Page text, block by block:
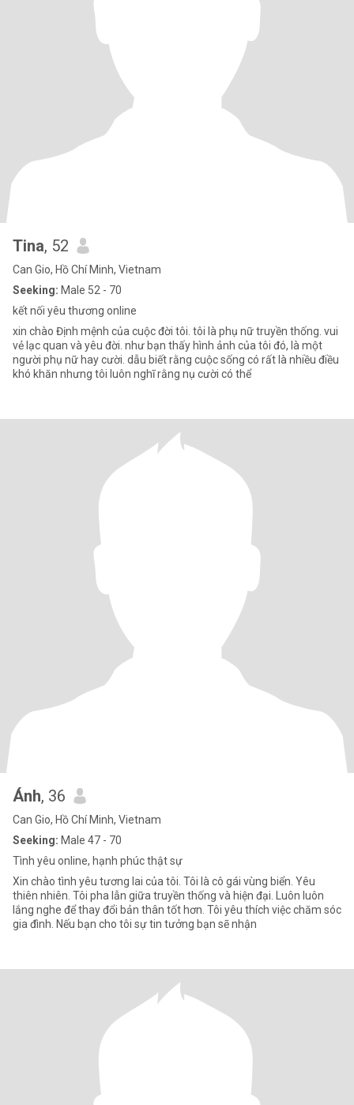
Tina, 52
Can Gio, Hồ Chí Minh, Vietnam
Seeking: Male 52 - 70
kết nối yêu thương online
xin chào Định mệnh của cuộc đời tôi. tôi là phụ nữ truyền thống. vui
vẻ lạc quan và yêu đời. như bạn thấy hình ảnh của tôi đó, là một
người phụ nữ hay cười. dẫu biết rằng cuộc sống có rất là nhiều điều
khó khăn nhưng tôi luôn nghĩ rằng nụ cười có thể
Ánh, 36
Can Gio, Hồ Chí Minh, Vietnam
Seeking: Male 47 - 70
Tình yêu online, hạnh phúc thật sự
Xin chào tình yêu tương lai của tôi. Tôi là cô gái vùng biển. Yêu
thiên nhiên. Tôi pha lẫn giữa truyền thống và hiện đại. Luôn luôn
lắng nghe để thay đổi bản thân tốt hơn. Tôi yêu thích việc chăm sóc
gia đình. Nếu bạn cho tôi sự tin tưởng bạn sẽ nhận